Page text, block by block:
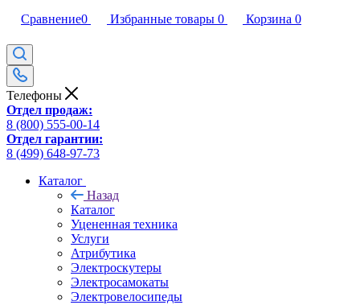
Сравнение0 Избранные товары 0 Корзина 0
Телефоны
Отдел продаж:
8 (800) 555-00-14
Отдел гарантии:
8 (499) 648-97-73
Каталог
Назад
Каталог
Уцененная техника
Услуги
Атрибутика
Электроскутеры
Электросамокаты
Электровелосипеды